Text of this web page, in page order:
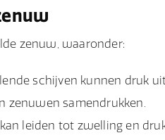
zenuw, waaronder:
schijven kunnen druk
zenuwen samendrukken.
kan leiden tot zwelling en